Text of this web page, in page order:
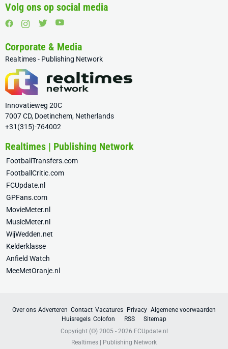
Volg ons op social media
Corporate & Media
Realtimes - Publishing Network
Innovatieweg 20C
7007 CD, Doetinchem, Netherlands
+31(315)-764002
Realtimes | Publishing Network
FootballTransfers.com
FootballCritic.com
FCUpdate.nl
GPFans.com
MovieMeter.nl
MusicMeter.nl
WijWedden.net
Kelderklasse
Anfield Watch
MeeMetOranje.nl
Over ons Adverteren Contact Vacatures Privacy Algemene voorwaarden
Huisregels Colofon RSS
Sitemap
Copyright (©) 2005 - 2026 FCUpdate.nl
Realtimes | Publishing Network